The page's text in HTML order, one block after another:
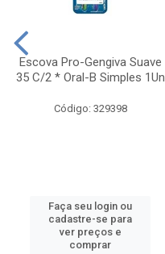
Escova Pro-Gengiva Suave
35 C/2 * Oral-B Simples 1Un
Código: 329398
Faça seu login ou
cadastre-se para
ver preços e
comprar